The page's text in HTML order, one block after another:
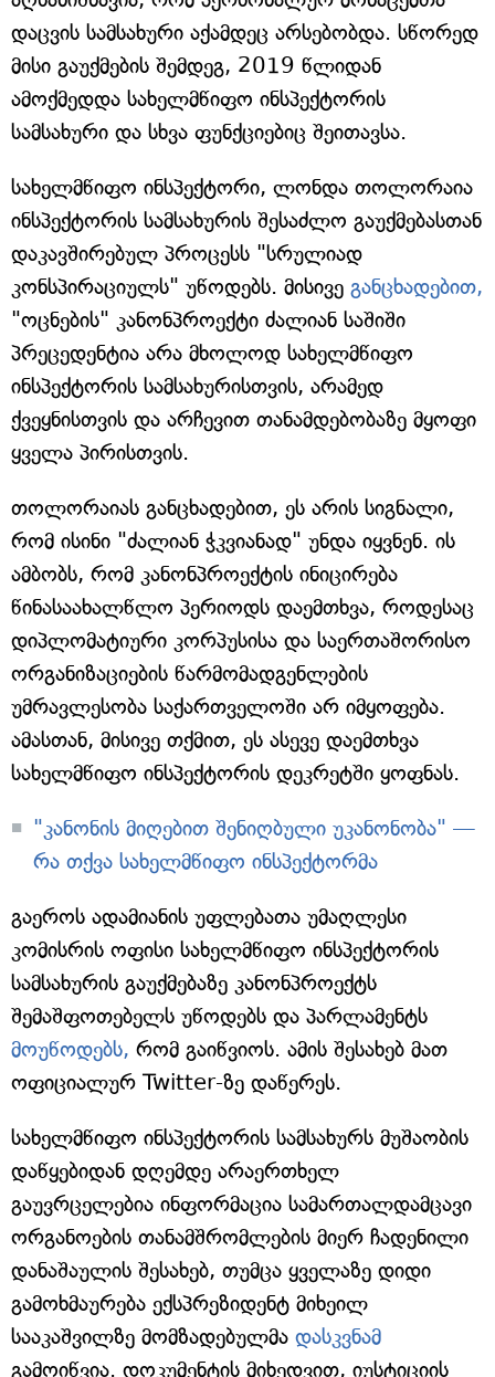
დაცვის სამსახური აქამდეც არსებობდა. სწორედ
მისი გაუქმების შემდეგ, 2019 წლიდან
ამოქმედდა სახელმწიფო ინსპექტორის
სამსახური და სხვა ფუნქციებიც შეითავსა.
სახელმწიფო ინსპექტორი, ლონდა თოლორაია
ინსპექტორის სამსახურის შესაძლო გაუქმებასთან
დაკავშირებულ პროცესს "სრულიად
კონსპირაციულს" უწოდებს. მისივე განცხადებით,
"ოცნების" კანონპროექტი ძალიან საშიში
პრეცედენტია არა მხოლოდ სახელმწიფო
ინსპექტორის სამსახურისთვის, არამედ
ქვეყნისთვის და არჩევით თანამდებობაზე მყოფი
ყველა პირისთვის.
თოლორაიას განცხადებით, ეს არის სიგნალი,
რომ ისინი "ძალიან ჭკვიანად" უნდა იყვნენ. ის
ამბობს, რომ კანონპროექტის ინიცირება
წინასაახალწლო პერიოდს დაემთხვა, როდესაც
დიპლომატიური კორპუსისა და საერთაშორისო
ორგანიზაციების წარმომადგენლების
უმრავლესობა საქართველოში არ იმყოფება.
ამასთან, მისივე თქმით, ეს ასევე დაემთხვა
სახელმწიფო ინსპექტორის დეკრეტში ყოფნას.
"კანონის მიღებით შენიღბული უკანონობა" —
რა თქვა სახელმწიფო ინსპექტორმა
გაეროს ადამიანის უფლებათა უმაღლესი
კომისრის ოფისი სახელმწიფო ინსპექტორის
სამსახურის გაუქმებაზე კანონპროექტს
შემაშფოთებელს უწოდებს და პარლამენტს
მოუწოდებს, რომ გაიწვიოს. ამის შესახებ მათ
ოფიციალურ Twitter-ზე დაწერეს.
სახელმწიფო ინსპექტორის სამსახურს მუშაობის
დაწყებიდან დღემდე არაერთხელ
გაუვრცელებია ინფორმაცია სამართალდამცავი
ორგანოების თანამშრომლების მიერ ჩადენილი
დანაშაულის შესახებ, თუმცა ყველაზე დიდი
გამოხმაურება ექსპრეზიდენტ მიხეილ
სააკაშვილზე მომზადებულმა დასკვნამ
გამოიწვია. დოკუმენტის მიხედვით, იუსტიციის